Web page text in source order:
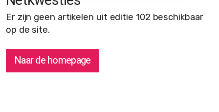
Er zijn geen artikelen uit editie 102 beschikbaar
op de site.
Naar de homepage